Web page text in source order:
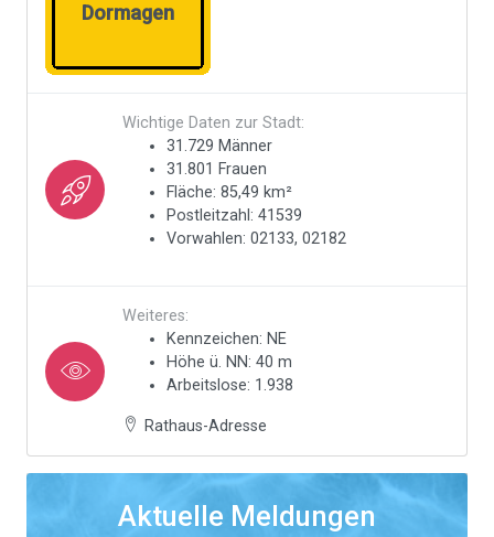
Dormagen
Wichtige Daten zur Stadt:
31.729 Männer
31.801 Frauen
Fläche: 85,49 km²
Postleitzahl: 41539
Vorwahlen: 02133, 02182
Weiteres:
Kennzeichen: NE
Höhe ü. NN: 40 m
Arbeitslose: 1.938
Rathaus-Adresse
Aktuelle Meldungen